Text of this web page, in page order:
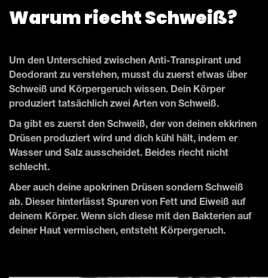
Warum riecht Schweiß?
Um den Unterschied zwischen Anti-Transpirant und
Deodorant zu verstehen, musst du zuerst etwas über
Schweiß und Körpergeruch wissen. Dein Körper
produziert tatsächlich zwei Arten von Schweiß.
Da gibt es zuerst den Schweiß, der von deinen ekkrinen
Drüsen produziert wird und dich kühl hält, indem er
Wasser und Salz ausscheidet. Beides riecht nicht
schlecht.
Aber auch deine apokrinen Drüsen sondern Schweiß
ab. Dieser hinterlässt Spuren von Fett und Eiweiß auf
deinem Körper. Wenn sich diese mit den Bakterien auf
deiner Haut vermischen, entsteht Körpergeruch.